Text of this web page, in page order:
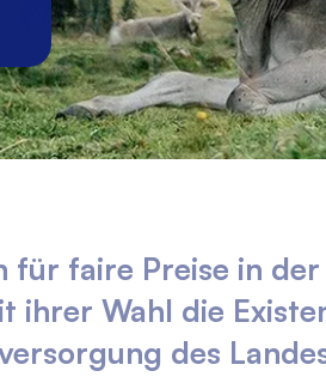
für faire Preise in
ihrer Wahl die
des